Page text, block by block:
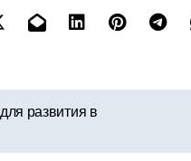
развития в